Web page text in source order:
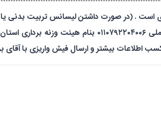
است . (در صورت داشتن لیسانس تربیت بدنی
و ارسال فیش واریزی با آقای برزگر به شماره تلفن